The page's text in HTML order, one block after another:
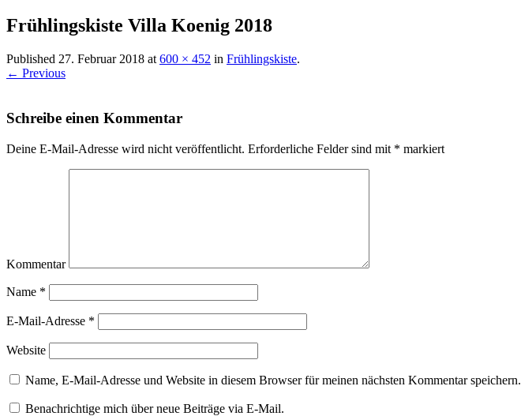
Frühlingskiste Villa Koenig 2018
Published 27. Februar 2018 at 600 × 452 in Frühlingskiste.
← Previous
Schreibe einen Kommentar
Deine E-Mail-Adresse wird nicht veröffentlicht. Erforderliche Felder sind mit * markiert
Kommentar
Name *
E-Mail-Adresse *
Website
Name, E-Mail-Adresse und Website in diesem Browser für meinen nächsten Kommentar speichern.
Benachrichtige mich über neue Beiträge via E-Mail.